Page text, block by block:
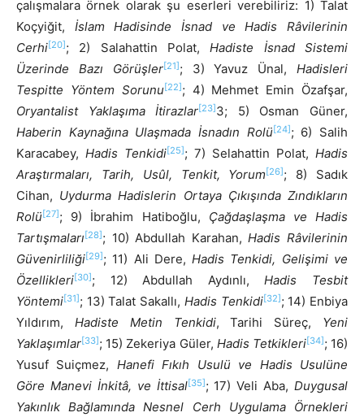
çalışmalara örnek olarak şu eserleri verebiliriz: 1) Talat
Koçyiğit, İslam Hadisinde İsnad ve Hadis Râvilerinin
Cerhi[20]; 2) Salahattin Polat,Hadiste İsnad Sistemi
Üzerinde Bazı Görüşler[21]; 3) Yavuz Ünal,Hadisleri
Tespitte Yöntem Sorunu[22]; 4) Mehmet Emin Özafşar,
Oryantalist Yaklaşıma İtirazlar[23]3; 5) Osman Güner,
Haberin Kaynağına Ulaşmada İsnadın Rolü[24]; 6) Salih
Karacabey, Hadis Tenkidi[25]; 7) Selahattin Polat, Hadis
Araştırmaları, Tarih, Usûl, Tenkit, Yorum[26]; 8) Sadık
Cihan, Uydurma Hadislerin Ortaya Çıkışında Zındıkların
Rolü[27]; 9) İbrahim Hatiboğlu, Çağdaşlaşma ve Hadis
Tartışmaları[28]; 10) Abdullah Karahan,Hadis Râvilerinin
Güvenirliliği[29]; 11) Ali Dere,Hadis Tenkidi, Gelişimi ve
Özellikleri[30]; 12) Abdullah Aydınlı,Hadis Tesbit
Yöntemi[31]; 13) Talat Sakallı, Hadis Tenkidi[32]; 14) Enbiya
Yıldırım, Hadiste Metin Tenkidi, Tarihi Süreç, Yeni
Yaklaşımlar[33]; 15) Zekeriya Güler, Hadis Tetkikleri[34]; 16)
Yusuf Suiçmez, Hanefi Fıkıh Usulü ve Hadis Usulüne
Göre Manevi İnkitâ, ve İttisal[35]; 17) Veli Aba, Duygusal
Yakınlık Bağlamında Nesnel Cerh Uygulama Örnekleri